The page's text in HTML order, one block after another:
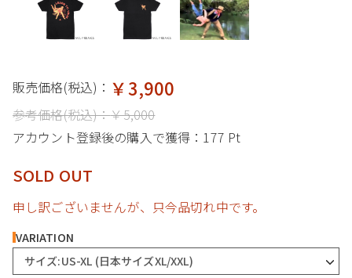
販売価格(税込)： ￥3,900
参考価格(税込)：￥5,000
アカウント登録後の購入で獲得： 177 Pt
SOLD OUT
申し訳ございませんが、只今品切れ中です。
VARIATION
サイズ:US-XL (日本サイズXL/XXL)